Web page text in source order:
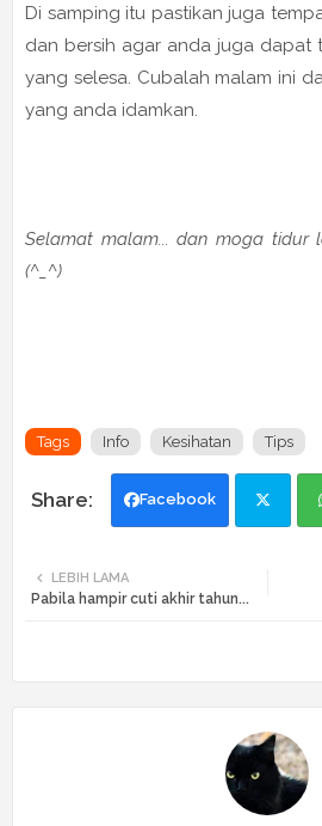
Di samping itu pastikan juga
dan bersih agar anda juga dapat
yang selesa. Cubalah malam ini
yang anda idamkan.
Selamat malam... dan moga tidur
(^_^)
Tags Info Kesihatan Tips
Facebook
LEBIH LAMA
Pabila hampir cuti akhir tahun...